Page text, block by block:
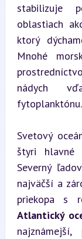
stabilizuje
oblastiach
ktorý
Mnohé
nádych
fytoplanktónu.
Svetový
štyri hlavné
Severný
najväčší a
Atlantický